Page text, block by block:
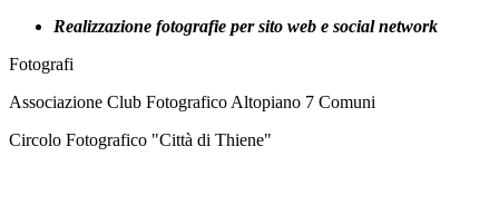
Realizzazione fotografie per sito web e social network
Fotografi
Associazione Club Fotografico Altopiano 7 Comuni
Circolo Fotografico "Città di Thiene"